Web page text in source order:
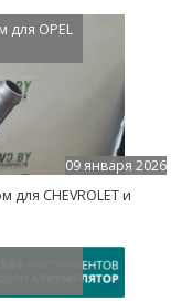
для OPEL
09 января 2026
CHEVROLET и